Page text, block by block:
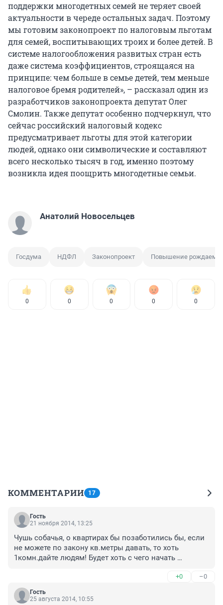
поддержки многодетных семей не теряет своей
актуальности в череде остальных задач. Поэтому
мы готовим законопроект по налоговым льготам
для семей, воспитывающих троих и более детей. В
системе налогообложения развитых стран есть
даже система коэффициентов, строящаяся на
принципе: чем больше в семье детей, тем меньше
налоговое бремя родителей», – рассказал один из
разработчиков законопроекта депутат Олег
Смолин. Также депутат особенно подчеркнул, что
сейчас российский налоговый кодекс
предусматривает льготы для этой категории
людей, однако они символические и составляют
всего несколько тысяч в год, именно поэтому
возникла идея поощрить многодетные семьи.
Анатолий Новосельцев
Госдума НДФЛ Законопроект Повышение
0 0 0 0 0
КОММЕНТАРИИ 17
Гость
21 ноября 2014, 13:25
Чушь собачья, о квартирах бы позаботились бы, если
не можете по закону кв.метры давать, то хоть
1комн.дайте людям! Будет хоть с чего начать
+0 –0
Гость
25 августа 2014, 10:55